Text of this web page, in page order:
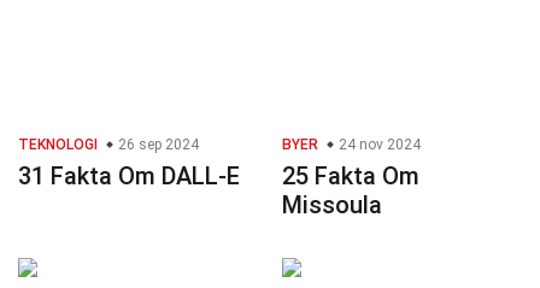
TEKNOLOGI 26 sep 2024
31 Fakta Om DALL-E
BYER 24 nov 2024
25 Fakta Om
Missoula